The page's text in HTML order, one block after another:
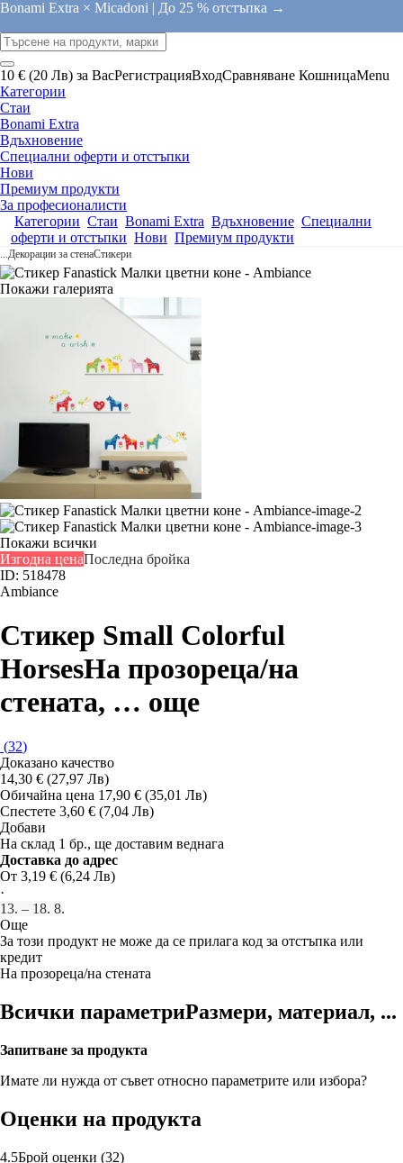
Bonami Extra × Micadoni | До 25 % отстъпка →
10 € (20 Лв) за ВасРегистрацияВходСравняване КошницаMenu
Категории
Стаи
Bonami Extra
Вдъхновение
Специални оферти и отстъпки
Нови
Премиум продукти
За професионалисти
Категории Стаи Bonami Extra Вдъхновение Специални
оферти и отстъпки Нови Премиум продукти
...Декорации за стенаСтикери
Покажи галерията
Покажи всички
Изгодна ценаПоследна бройка
ID: 518478
Ambiance
Стикер Small Colorful
HorsesНа прозореца/на
стената, … още
(32)
Доказано качество
14,30 € (27,97 Лв)
Обичайна цена 17,90 € (35,01 Лв)
Спестете 3,60 € (7,04 Лв)
Добави
На склад 1 бр., ще доставим веднага
Доставка до адрес
От 3,19 € (6,24 Лв)
·
13. – 18. 8.
Още
За този продукт не може да се прилага код за отстъпка или
кредит
На прозореца/на стената
Всички параметриРазмери, материал, ...
Запитване за продукта
Имате ли нужда от съвет относно параметрите или избора?
Оценки на продукта
4.5Брой оценки (32)